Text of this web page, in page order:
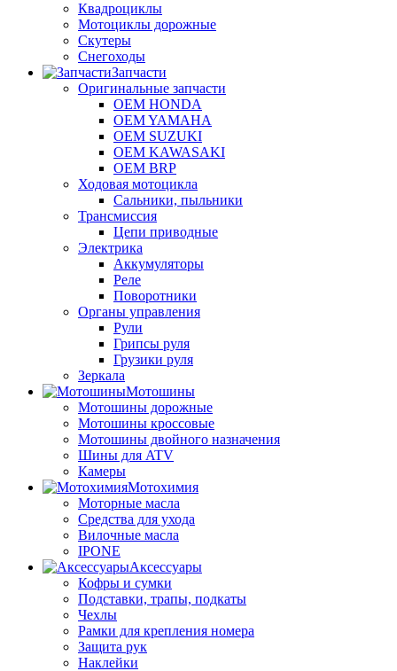
Квадроциклы
Мотоциклы дорожные
Скутеры
Снегоходы
Запчасти
Оригинальные запчасти
OEM HONDA
OEM YAMAHA
OEM SUZUKI
OEM KAWASAKI
OEM BRP
Ходовая мотоцикла
Сальники, пыльники
Трансмиссия
Цепи приводные
Электрика
Аккумуляторы
Реле
Поворотники
Органы управления
Рули
Грипсы руля
Грузики руля
Зеркала
Мотошины
Мотошины дорожные
Мотошины кроссовые
Мотошины двойного назначения
Шины для ATV
Камеры
Мотохимия
Моторные масла
Средства для ухода
Вилочные масла
IPONE
Аксессуары
Кофры и сумки
Подставки, трапы, подкаты
Чехлы
Рамки для крепления номера
Защита рук
Наклейки